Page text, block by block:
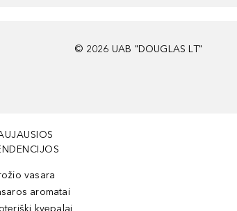
© 2026 UAB "DOUGLAS LT"
vasara
aromatai
kvepalai